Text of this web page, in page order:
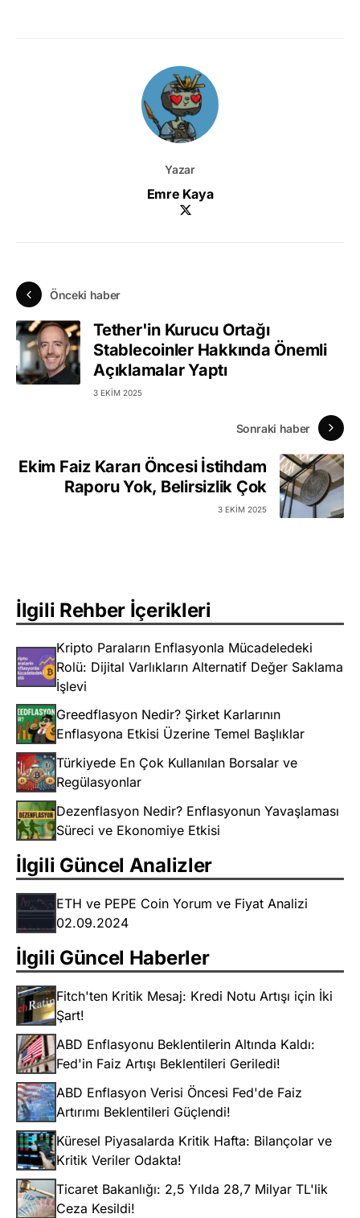
Yazar
Emre Kaya
Önceki haber
Tether'in Kurucu Ortağı
Stablecoinler Hakkında Önemli
Açıklamalar Yaptı
3 EKIM 2025
Sonraki haber
Ekim Faiz Kararı Öncesi İstihdam
Raporu Yok, Belirsizlik Çok
3 EKIM 2025
İlgili Rehber İçerikleri
Kripto Paraların Enflasyonla Mücadeledeki
Rolü: Dijital Varlıkların Alternatif Değer Saklama
İşlevi
Greedflasyon Nedir? Şirket Karlarının
Enflasyona Etkisi Üzerine Temel Başlıklar
Türkiyede En Çok Kullanılan Borsalar ve
Regülasyonlar
Dezenflasyon Nedir? Enflasyonun Yavaşlaması
Süreci ve Ekonomiye Etkisi
İlgili Güncel Analizler
ETH ve PEPE Coin Yorum ve Fiyat Analizi
02.09.2024
İlgili Güncel Haberler
Fitch'ten Kritik Mesaj: Kredi Notu Artışı için İki
Şart!
ABD Enflasyonu Beklentilerin Altında Kaldı:
Fed'in Faiz Artışı Beklentileri Geriledi!
ABD Enflasyon Verisi Öncesi Fed'de Faiz
Artırımı Beklentileri Güçlendi!
Küresel Piyasalarda Kritik Hafta: Bilançolar ve
Kritik Veriler Odakta!
Ticaret Bakanlığı: 2,5 Yılda 28,7 Milyar TL'lik
Ceza Kesildi!